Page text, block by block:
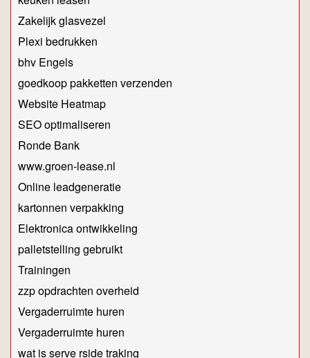
Zakelijk glasvezel
Plexi bedrukken
bhv Engels
goedkoop pakketten verzenden
Website Heatmap
SEO optimaliseren
Ronde Bank
www.groen-lease.nl
Online leadgeneratie
kartonnen verpakking
Elektronica ontwikkeling
palletstelling gebruikt
Trainingen
zzp opdrachten overheid
Vergaderruimte huren
Vergaderruimte huren
wat is serve rside traking